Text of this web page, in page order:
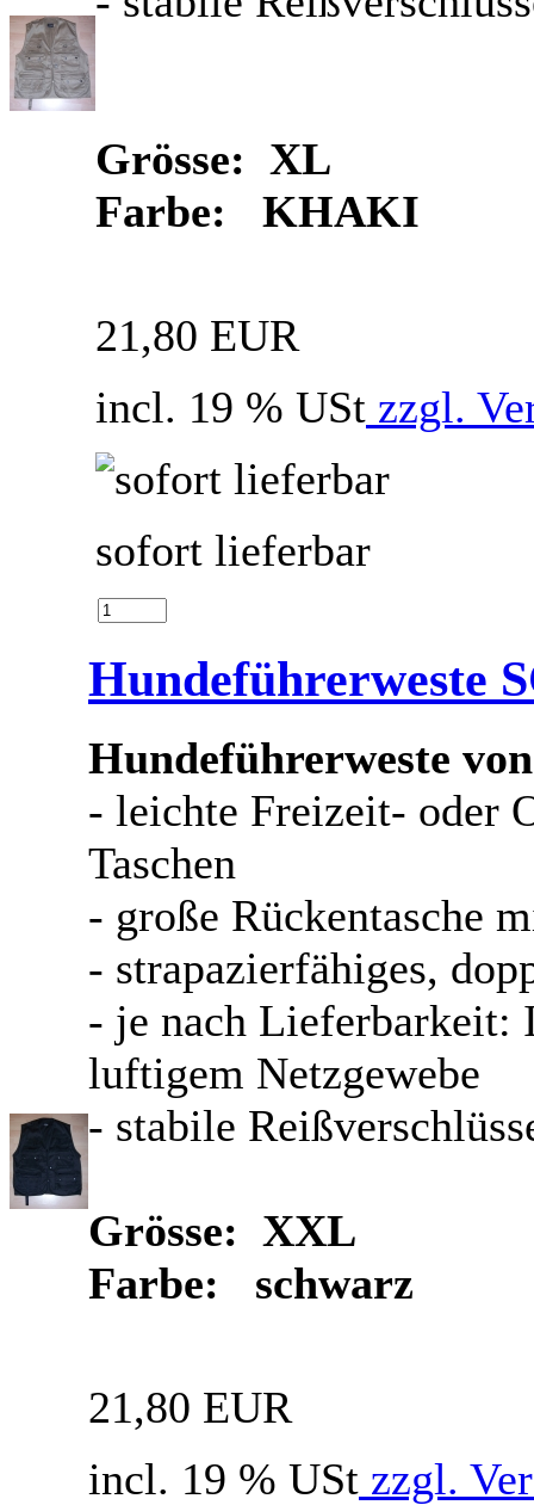
Grösse: XL
Farbe: KHAKI
21,80 EUR
incl. 19 % USt zzgl.
sofort lieferbar
Hundeführerweste
Hundeführerweste
- leichte Freizeit- oder
Taschen
- große Rückentasche
- strapazierfähiges,
- je nach Lieferbarkeit:
luftigem Netzgewebe
- stabile
Grösse: XXL
Farbe: schwarz
21,80 EUR
incl. 19 % USt zzgl.